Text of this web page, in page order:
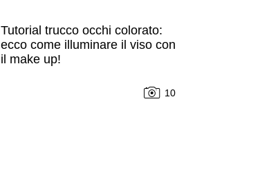
Tutorial trucco occhi colorato:
ecco come illuminare il viso con
il make up!
10